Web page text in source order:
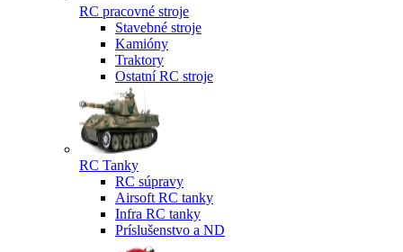
RC pracovné stroje
Stavebné stroje
Kamióny
Traktory
Ostatní RC stroje
RC Tanky
RC súpravy
Airsoft RC tanky
Infra RC tanky
Príslušenstvo a ND